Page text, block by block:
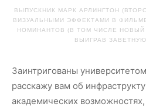
ВЫПУСКНИК МАРК АРЛИНГТОН
ВИЗУАЛЬНЫМИ ЭФФЕКТАМИ В
НОМИНАНТОВ (В ТОМ ЧИСЛЕ НОВЫЙ
ВЫИГРАВ ЗАВЕТНУЮ
Заинтригованы
расскажу вам об
академических